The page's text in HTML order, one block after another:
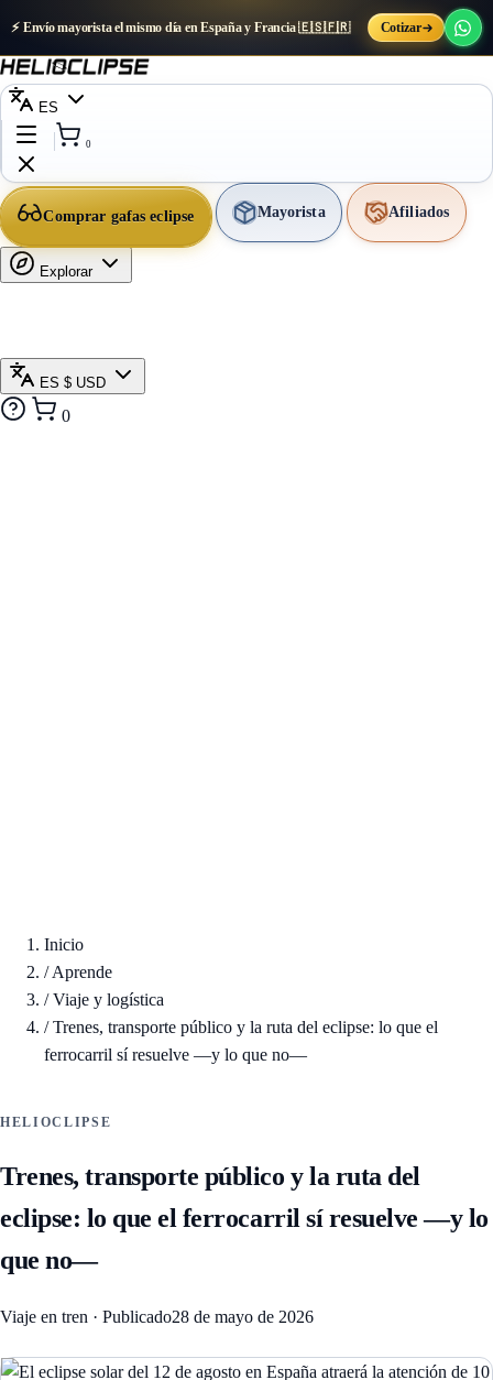
⚡ Envío mayorista el mismo día en España y Francia 🇪🇸🇫🇷 Cotizar
ES
0
Comprar gafas eclipse Mayorista Afiliados
Explorar
ES $ USD
0
Inicio
/Aprende
/Viaje y logística
/Trenes, transporte público y la ruta del eclipse: lo que el
ferrocarril sí resuelve —y lo que no—
HELIOCLIPSE
Trenes, transporte público y la ruta del
eclipse: lo que el ferrocarril sí resuelve —y lo
que no—
Viaje en tren · Publicado28 de mayo de 2026